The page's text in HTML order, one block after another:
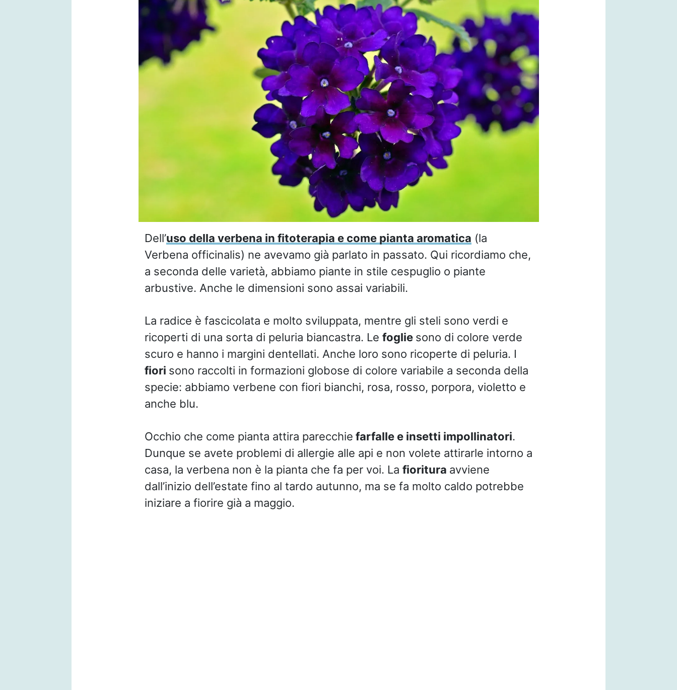
Dell’uso della verbena in fitoterapia e come pianta aromatica (la
Verbena officinalis) ne avevamo già parlato in passato. Qui ricordiamo che,
a seconda delle varietà, abbiamo piante in stile cespuglio o piante
arbustive. Anche le dimensioni sono assai variabili.
La radice è fascicolata e molto sviluppata, mentre gli steli sono verdi e
ricoperti di una sorta di peluria biancastra. Le foglie sono di colore verde
scuro e hanno i margini dentellati. Anche loro sono ricoperte di peluria. I
fiori sono raccolti in formazioni globose di colore variabile a seconda della
specie: abbiamo verbene con fiori bianchi, rosa, rosso, porpora, violetto e
anche blu.
Occhio che come pianta attira parecchie farfalle e insetti impollinatori.
Dunque se avete problemi di allergie alle api e non volete attirarle intorno a
casa, la verbena non è la pianta che fa per voi. La fioritura avviene
dall’inizio dell’estate fino al tardo autunno, ma se fa molto caldo potrebbe
iniziare a fiorire già a maggio.